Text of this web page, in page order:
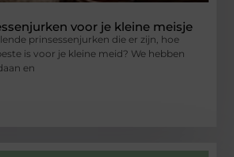
voor je kleine meisje
prinsessenjurken die er zijn, hoe
is voor je kleine meid? We hebben
en